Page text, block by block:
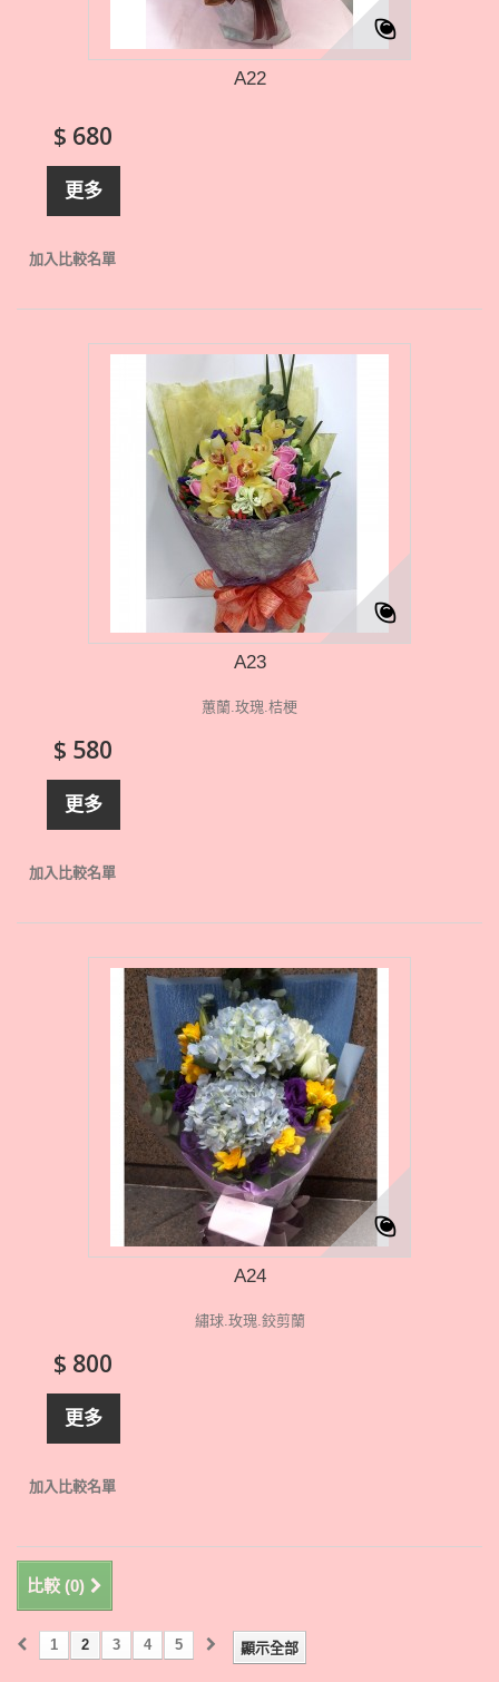
A22
$ 680
更多
加入比較名單
A23
蕙蘭.玫瑰.桔梗
$ 580
更多
加入比較名單
A24
繡球.玫瑰.鉸剪蘭
$ 800
更多
加入比較名單
比較 (0)
顯示全部
1 2 3 4 5